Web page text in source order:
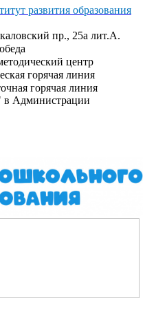
развития образования
пр., 25а лит.А.
центр
горячая линия
горячая линия
в Администрации